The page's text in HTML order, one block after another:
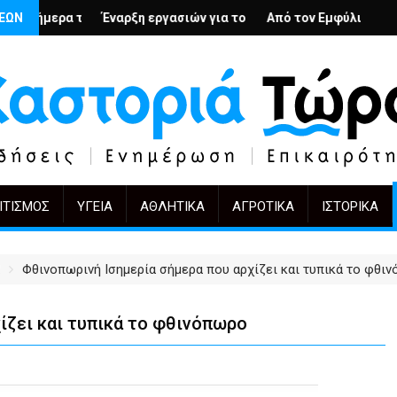
– Ο Άρμιν Βέγκνερ απέναντι στη λήθη
εργασιών για το Κέντρο Ημέρας Ολικής Φροντίδας στην
Από τον Εμφύλιο στην Πόλωση: το ίδιο
KIFF 51: Η
ΥΓΕΊΑ ΑΘΛΗΤΙΚΆ ΑΓΡΟΤΙΚΆ ΙΣΤΟΡΙΚΆ
Φθινοπωρινή Ισημερία σήμερα που αρχίζει και τυπικά το
και τυπικά το φθινόπωρο